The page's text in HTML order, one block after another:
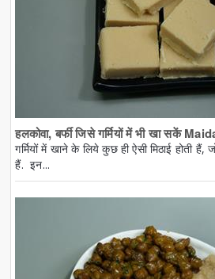
हलकोवा, बर्फी जिसे गर्मियों में भी खा सकें
गर्मियों में खाने के लिये कुछ ही ऐसी मिठाई होती
हैं. इन...